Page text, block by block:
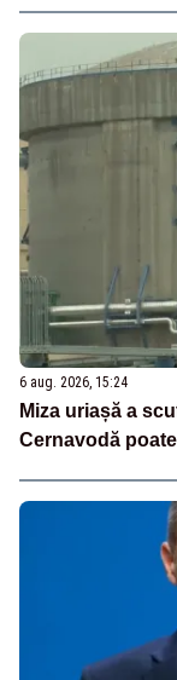
6 aug. 2026, 15:24
Miza uriașă a
Cernavodă